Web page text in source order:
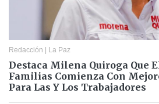
Redacción | La Paz
Destaca Milena Quiroga Que
Familias Comienza Con
Para Las Y Los Trabajadores